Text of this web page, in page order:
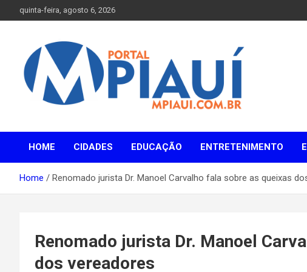
to
quinta-feira, agosto 6, 2026
Portal MPiauí
Parnaíba
HOME
CIDADES EDUCAÇÃO ENTRETENIMENTO
Home Renomado jurista Dr. Manoel Carvalho fala sobre as queixas
Renomado jurista Dr. Manoel
dos vereadores